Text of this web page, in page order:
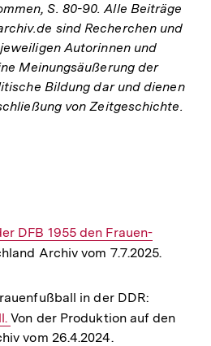
S. 80-90. Alle Beiträge
sind Recherchen und
Autorinnen und
Meinungsäußerung der
Bildung dar und dienen
von Zeitgeschichte.
DFB 1955 den Frauen-
Archiv vom 7.7.2025.
in der DDR:
Link:
Von der Produktion auf den
vom 26.4.2024.